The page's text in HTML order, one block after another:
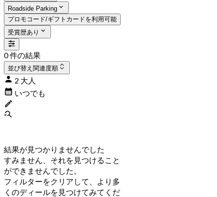
Roadside Parking
プロモコード/ギフトカードを利用可能
受賞歴あり
0 件の結果
並び替え 関連度順
2 大人
いつでも
結果が見つかりませんでした
すみません、それを見つけること
ができませんでした。
フィルターをクリアして、より多
くのディールを見つけてみてくだ